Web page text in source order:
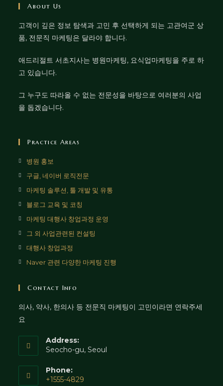
About Us
고객이 깊은 정보 탐색과 고민 후 선택하게 되는 고관여군 상
품, 전문직 마케팅은 달라야 합니다.
애드리절트 서초지사는 병원마케팅, 요식업마케팅을 주로 하
고 있습니다.
그 누구도 따라올 수 없는 전문성을 바탕으로 여러분의 사업
을 돕겠습니다.
Practice Areas
병원 홍보
구글, 네이버 로직전문
마케팅 솔루션, 툴 개발 및 유통
블로그 교육 및 코칭
마케팅 대행사 창업과정 운영
그 외 사업관련된 컨설팅
대행사 창업과정
Naver 관련 다양한 마케팅 진행
Contact Info
의사, 약사, 한의사 등 전문직 마케팅이 고민이라면 연락주세
요
Address:
Seocho-gu, Seoul
Phone:
+1555-4829